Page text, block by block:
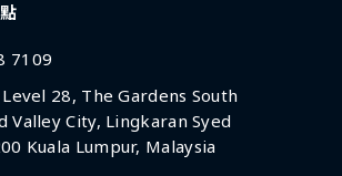
7109
28, The Gardens South
Valley City, Lingkaran Syed
Kuala Lumpur, Malaysia